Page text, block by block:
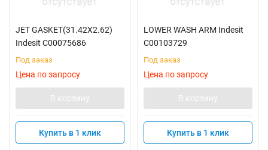
JET GASKET(31.42X2.62)
Indesit C00075686
Под заказ
Цена по запросу
В корзину
Купить в 1 клик
LOWER WASH ARM Indesit
C00103729
Под заказ
Цена по запросу
В корзину
Купить в 1 клик